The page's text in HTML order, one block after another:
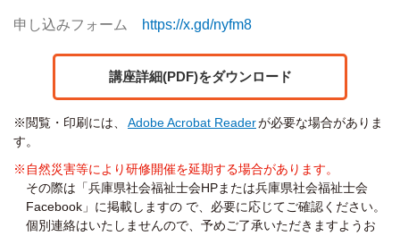
申し込みフォーム https://x.gd/nyfm8
講座詳細(PDF)をダウンロード
※閲覧・印刷には、 Adobe Acrobat Readerが必要な場合がありま
す。
※自然災害等により研修開催を延期する場合があります。
その際は「兵庫県社会福祉士会HPまたは兵庫県社会福祉士会
Facebook」に掲載しますの で、必要に応じてご確認ください。
個別連絡はいたしませんので、予めご了承いただきますようお